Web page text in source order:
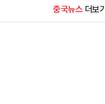
중국뉴스더보기